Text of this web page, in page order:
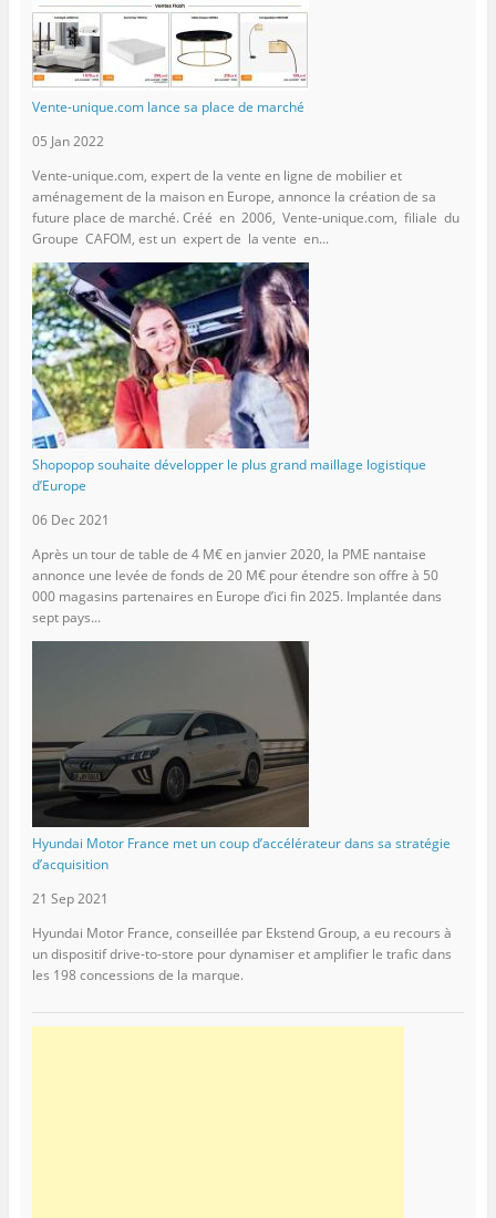
Vente-unique.com lance sa place de marché
05 Jan 2022
Vente-unique.com, expert de la vente en ligne de mobilier et
aménagement de la maison en Europe, annonce la création de sa
future place de marché. Créé en 2006, Vente-unique.com, filiale du
Groupe CAFOM, est un expert de la vente en...
Shopopop souhaite développer le plus grand maillage logistique
d’Europe
06 Dec 2021
Après un tour de table de 4 M€ en janvier 2020, la PME nantaise
annonce une levée de fonds de 20 M€ pour étendre son offre à 50
000 magasins partenaires en Europe d’ici fin 2025. Implantée dans
sept pays...
Hyundai Motor France met un coup d’accélérateur dans sa stratégie
d’acquisition
21 Sep 2021
Hyundai Motor France, conseillée par Ekstend Group, a eu recours à
un dispositif drive-to-store pour dynamiser et amplifier le trafic dans
les 198 concessions de la marque.